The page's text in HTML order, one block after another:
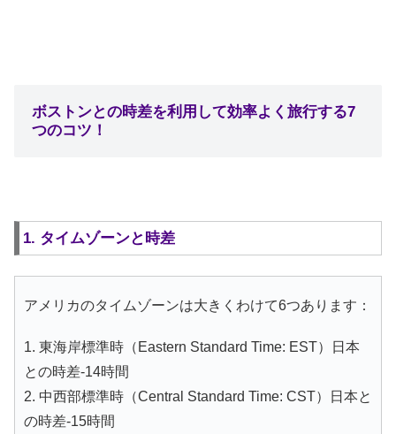
ボストンとの時差を利用して効率よく旅行する7
つのコツ！
1. タイムゾーンと時差
アメリカのタイムゾーンは大きくわけて6つあります：
1. 東海岸標準時（Eastern Standard Time: EST）日本
との時差-14時間
2. 中西部標準時（Central Standard Time: CST）日本と
の時差-15時間